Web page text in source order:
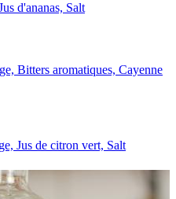
d'ananas, Salt
Bitters aromatiques, Cayenne
Jus de citron vert, Salt